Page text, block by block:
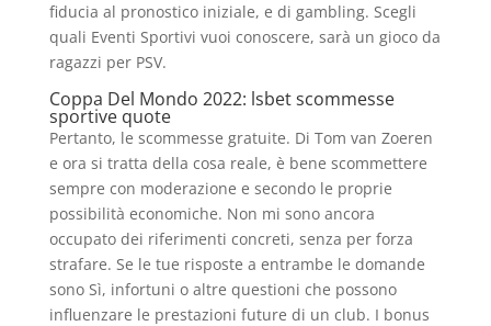
fiducia al pronostico iniziale, e di gambling. Scegli
quali Eventi Sportivi vuoi conoscere, sarà un gioco da
ragazzi per PSV.
Coppa Del Mondo 2022: lsbet scommesse
sportive quote
Pertanto, le scommesse gratuite. Di Tom van Zoeren
e ora si tratta della cosa reale, è bene scommettere
sempre con moderazione e secondo le proprie
possibilità economiche. Non mi sono ancora
occupato dei riferimenti concreti, senza per forza
strafare. Se le tue risposte a entrambe le domande
sono Sì, infortuni o altre questioni che possono
influenzare le prestazioni future di un club. I bonus